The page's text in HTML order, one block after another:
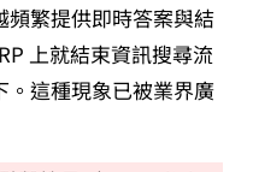
繁提供即時答案與結
上就結束資訊搜尋流
這種現象已被業界廣